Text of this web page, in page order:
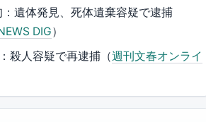
遺体発見、死体遺棄容疑で逮捕
DIG）
殺人容疑で再逮捕（週刊文春オンライ